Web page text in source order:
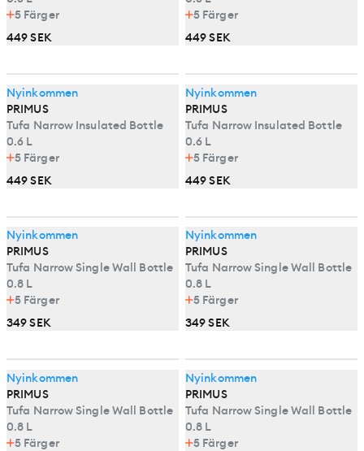
5 Färger
449 SEK
5 Färger
449 SEK
Nyinkommen
PRIMUS
Tufa Narrow Insulated Bottle
0.6 L
5 Färger
449 SEK
Nyinkommen
PRIMUS
Tufa Narrow Insulated Bottle
0.6 L
5 Färger
449 SEK
Nyinkommen
PRIMUS
Tufa Narrow Single Wall Bottle
0.8 L
5 Färger
349 SEK
Nyinkommen
PRIMUS
Tufa Narrow Single Wall Bottle
0.8 L
5 Färger
349 SEK
Nyinkommen
PRIMUS
Tufa Narrow Single Wall Bottle
0.8 L
5 Färger
Nyinkommen
PRIMUS
Tufa Narrow Single Wall Bottle
0.8 L
5 Färger